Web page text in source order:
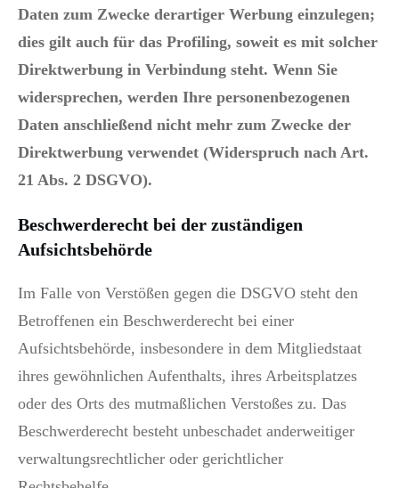
Daten zum Zwecke derartiger Werbung einzulegen;
dies gilt auch für das Profiling, soweit es mit solcher
Direktwerbung in Verbindung steht. Wenn Sie
widersprechen, werden Ihre personenbezogenen
Daten anschließend nicht mehr zum Zwecke der
Direktwerbung verwendet (Widerspruch nach Art.
21 Abs. 2 DSGVO).
Beschwerderecht bei der zuständigen
Aufsichtsbehörde
Im Falle von Verstößen gegen die DSGVO steht den
Betroffenen ein Beschwerderecht bei einer
Aufsichtsbehörde, insbesondere in dem Mitgliedstaat
ihres gewöhnlichen Aufenthalts, ihres Arbeitsplatzes
oder des Orts des mutmaßlichen Verstoßes zu. Das
Beschwerderecht besteht unbeschadet anderweitiger
verwaltungsrechtlicher oder gerichtlicher